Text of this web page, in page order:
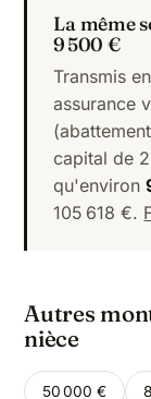
La même
9 500 €
Transmis
assurance
capital de
qu'environ
105 618 €.
Autres
nièce
50 000 €